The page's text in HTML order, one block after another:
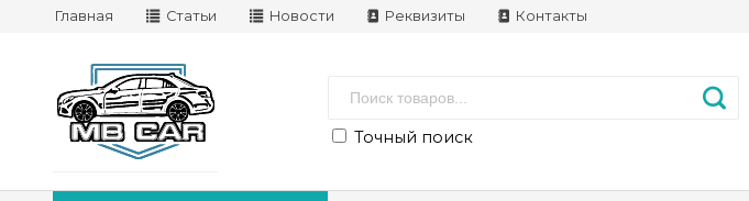
Главная Статьи Новости Реквизиты Контакты
Точный поиск